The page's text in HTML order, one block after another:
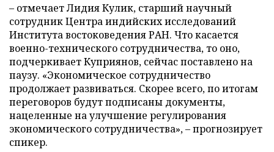
– отмечает Лидия Кулик, старший научный
сотрудник Центра индийских исследований
Института востоковедения РАН. Что касается
военно-технического сотрудничества, то оно,
подчеркивает Куприянов, сейчас поставлено на
паузу. «Экономическое сотрудничество
продолжает развиваться. Скорее всего, по итогам
переговоров будут подписаны документы,
нацеленные на улучшение регулирования
экономического сотрудничества», – прогнозирует
спикер.